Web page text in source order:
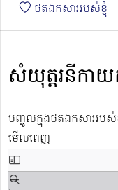
ថតឯកសាររបស់ខ្ញុំ
សំយុត្តរនីកាយ
បញ្ចូលក្នុងថតឯកសាររបស់
មើលពេញ
Skip
to